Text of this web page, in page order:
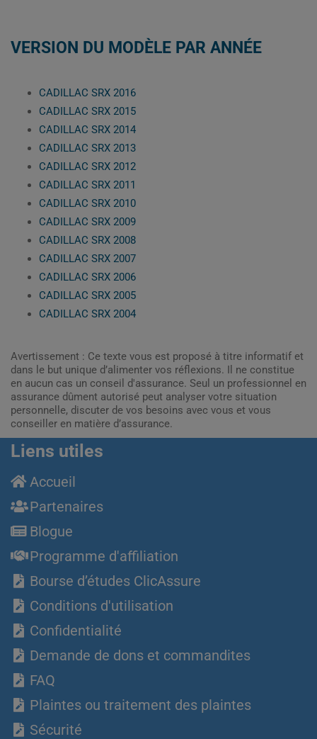
VERSION DU MODÈLE PAR ANNÉE
CADILLAC SRX 2016
CADILLAC SRX 2015
CADILLAC SRX 2014
CADILLAC SRX 2013
CADILLAC SRX 2012
CADILLAC SRX 2011
CADILLAC SRX 2010
CADILLAC SRX 2009
CADILLAC SRX 2008
CADILLAC SRX 2007
CADILLAC SRX 2006
CADILLAC SRX 2005
CADILLAC SRX 2004
Avertissement : Ce texte vous est proposé à titre informatif et
dans le but unique d’alimenter vos réflexions. Il ne constitue
en aucun cas un conseil d'assurance. Seul un professionnel en
assurance dûment autorisé peut analyser votre situation
personnelle, discuter de vos besoins avec vous et vous
conseiller en matière d’assurance.
Liens utiles
Accueil
Partenaires
Blogue
Programme d'affiliation
Bourse d’études ClicAssure
Conditions d'utilisation
Confidentialité
Demande de dons et commandites
FAQ
Plaintes ou traitement des plaintes
Sécurité